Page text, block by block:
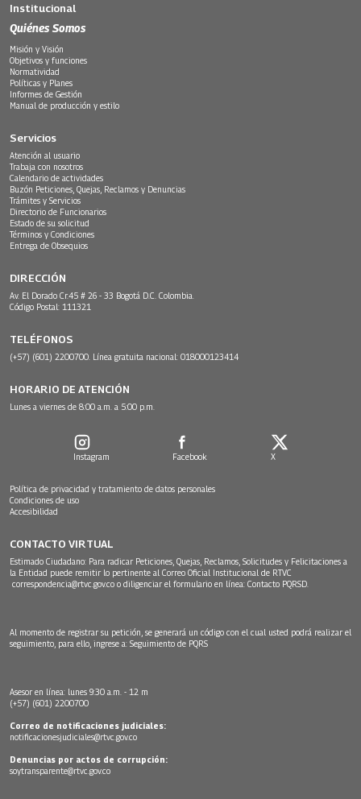
Institucional
Quiénes Somos
Misión y Visión
Objetivos y funciones
Normatividad
Políticas y Planes
Informes de Gestión
Manual de producción y estilo
Servicios
Atención al usuario
Trabaja con nosotros
Calendario de actividades
Buzón Peticiones, Quejas, Reclamos y Denuncias
Trámites y Servicios
Directorio de Funcionarios
Estado de su solicitud
Términos y Condiciones
Entrega de Obsequios
DIRECCIÓN
Av. El Dorado Cr.45 # 26 - 33 Bogotá D.C. Colombia.
Código Postal: 111321
TELÉFONOS
(+57) (601) 2200700. Línea gratuita nacional: 018000123414
HORARIO DE ATENCIÓN
Lunes a viernes de 8:00 a.m. a 5:00 p.m.
Instagram Facebook X
Política de privacidad y tratamiento de datos personales
Condiciones de uso
Accesibilidad
CONTACTO VIRTUAL
Estimado Ciudadano: Para radicar Peticiones, Quejas, Reclamos, Solicitudes y Felicitaciones a
la Entidad puede remitir lo pertinente al Correo Oficial Institucional de RTVC
correspondencia@rtvc.gov.co o diligenciar el formulario en línea: Contacto PQRSD.
Al momento de registrar su petición, se generará un código con el cual usted podrá realizar el
seguimiento, para ello, ingrese a: Seguimiento de PQRS
Asesor en línea: lunes 9:30 a.m. - 12 m
(+57) (601) 2200700
Correo de notificaciones judiciales:
notificacionesjudiciales@rtvc.gov.co
Denuncias por actos de corrupción:
soytransparente@rtvc.gov.co